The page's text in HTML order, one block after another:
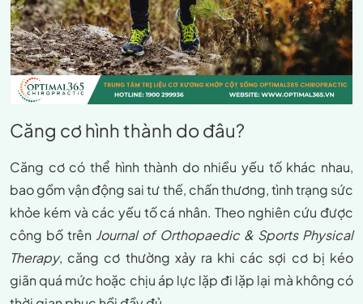
Căng cơ hình thành do đâu?
Căng cơ có thể hình thành do nhiều yếu tố khác nhau,
bao gồm vận động sai tư thế, chấn thương, tình trạng sức
khỏe kém và các yếu tố cá nhân. Theo nghiên cứu được
công bố trên Journal of Orthopaedic & Sports Physical
Therapy, căng cơ thường xảy ra khi các sợi cơ bị kéo
giãn quá mức hoặc chịu áp lực lặp đi lặp lại mà không có